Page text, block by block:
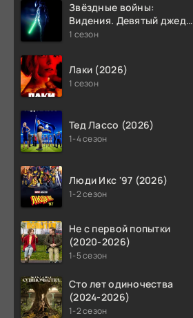
Звёздные войны:
Видения. Девятый джедай
(2026)
1 сезон
Лаки (2026)
1 сезон
Тед Лассо (2026)
1-4 сезон
Люди Икс '97 (2026)
1-2 сезон
Не с первой попытки
(2020-2026)
1-5 сезон
Сто лет одиночества
(2024-2026)
1-2 сезон